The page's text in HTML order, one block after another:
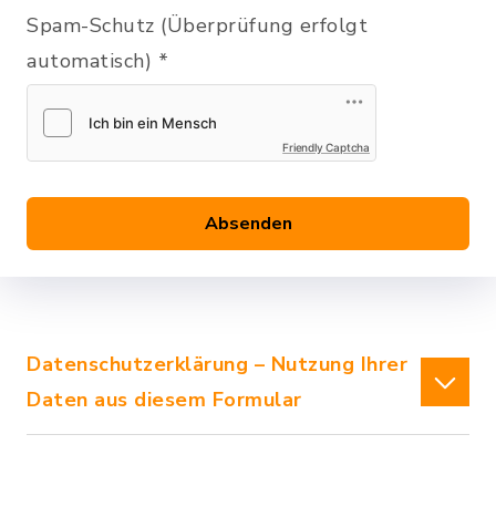
Spam-Schutz (Überprüfung erfolgt
automatisch) *
Friendly Captcha
Absenden
Datenschutzerklärung – Nutzung Ihrer
Daten aus diesem Formular